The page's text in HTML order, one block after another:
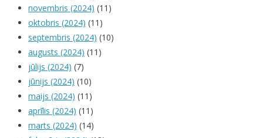
novembris (2024) (11)
oktobris (2024) (11)
septembris (2024) (10)
augusts (2024) (11)
jūlijs (2024) (7)
jūnijs (2024) (10)
maijs (2024) (11)
aprīlis (2024) (11)
marts (2024) (14)